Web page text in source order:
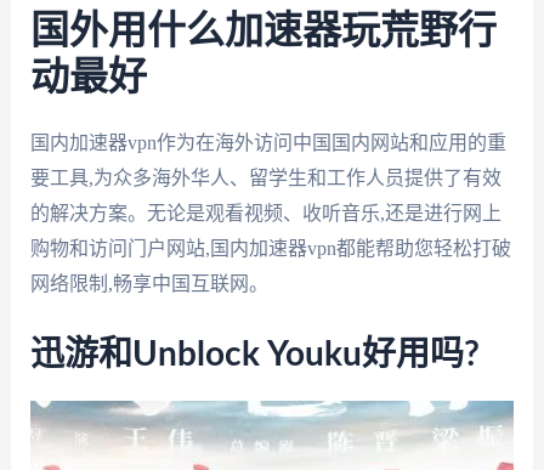
国外用什么加速器玩荒野行
动最好
国内加速器vpn作为在海外访问中国国内网站和应用的重
要工具,为众多海外华人、留学生和工作人员提供了有效
的解决方案。无论是观看视频、收听音乐,还是进行网上
购物和访问门户网站,国内加速器vpn都能帮助您轻松打破
网络限制,畅享中国互联网。
迅游和Unblock Youku好用吗?